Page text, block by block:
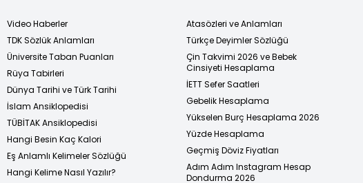
Video Haberler
TDK Sözlük Anlamları
Üniversite Taban Puanları
Rüya Tabirleri
Dünya Tarihi ve Türk Tarihi
İslam Ansiklopedisi
TÜBİTAK Ansiklopedisi
Hangi Besin Kaç Kalori
Eş Anlamlı Kelimeler Sözlüğü
Hangi Kelime Nasıl Yazılır?
Atasözleri ve Anlamları
Türkçe Deyimler Sözlüğü
Çin Takvimi 2026 ve Bebek
Cinsiyeti Hesaplama
İETT Sefer Saatleri
Gebelik Hesaplama
Yükselen Burç Hesaplama 2026
Yüzde Hesaplama
Geçmiş Döviz Fiyatları
Adım Adım Instagram Hesap
Dondurma 2026